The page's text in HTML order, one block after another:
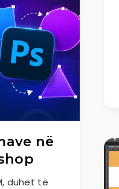
në
duhet të